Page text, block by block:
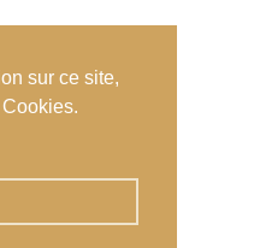
sur ce site,